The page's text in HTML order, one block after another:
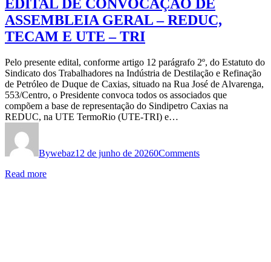
EDITAL DE CONVOCAÇÃO DE
ASSEMBLEIA GERAL – REDUC,
TECAM E UTE – TRI
Pelo presente edital, conforme artigo 12 parágrafo 2º, do Estatuto do
Sindicato dos Trabalhadores na Indústria de Destilação e Refinação
de Petróleo de Duque de Caxias, situado na Rua José de Alvarenga,
553/Centro, o Presidente convoca todos os associados que
compõem a base de representação do Sindipetro Caxias na
REDUC, na UTE TermoRio (UTE-TRI) e…
Bywebaz12 de junho de 20260Comments
Read more